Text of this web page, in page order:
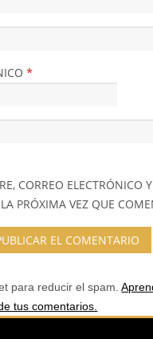
*
CORREO ELECTRÓNICO
PRÓXIMA VEZ QUE
para reducir el spam.
tus comentarios.